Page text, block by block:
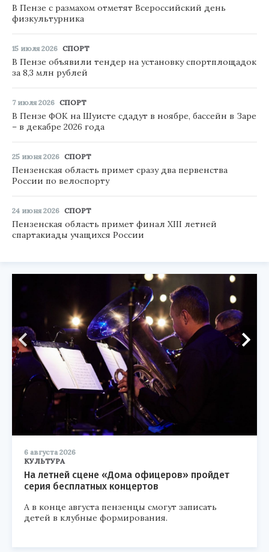
В Пензе с размахом отметят Всероссийский день
физкультурника
15 июля 2026 СПОРТ
В Пензе объявили тендер на установку спортплощадок
за 8,3 млн рублей
7 июля 2026 СПОРТ
В Пензе ФОК на Шуисте сдадут в ноябре, бассейн в Заре
– в декабре 2026 года
25 июня 2026 СПОРТ
Пензенская область примет сразу два первенства
России по велоспорту
24 июня 2026 СПОРТ
Пензенская область примет финал XIII летней
спартакиады учащихся России
6 августа 2026
КУЛЬТУРА
На летней сцене «Дома офицеров» пройдет
серия бесплатных концертов
А в конце августа пензенцы смогут записать
детей в клубные формирования.